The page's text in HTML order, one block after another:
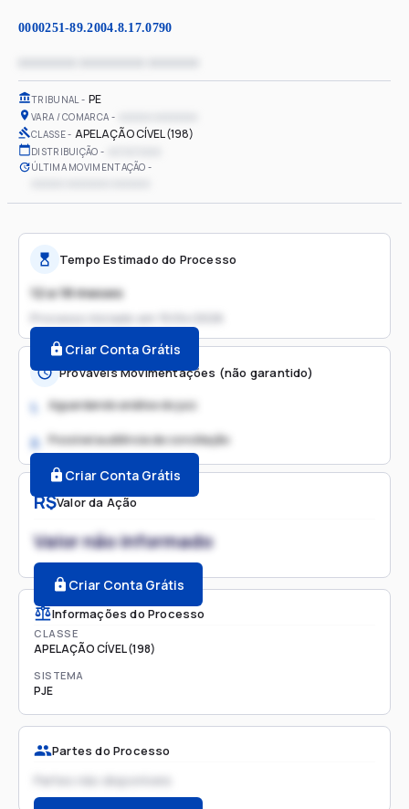
0000251-89.2004.8.17.0790
TRIBUNAL PE
VARA / COMARCA
CLASSE APELAÇÃO CÍVEL (198)
DISTRIBUIÇÃO
ÚLTIMA MOVIMENTAÇÃO
R$Valor da Ação
Valor não informado
Criar Conta Grátis
Informações do Processo
CLASSE
APELAÇÃO CÍVEL (198)
SISTEMA
PJE
Partes do Processo
Partes não disponíveis
Tempo Estimado do Processo
12 a 18 meses
Processo iniciado em
Criar Conta Grátis
Prováveis Movimentações (não garantido)
1. Aguardando análise do juiz
2. Possível audiência de conciliação
Criar Conta Grátis